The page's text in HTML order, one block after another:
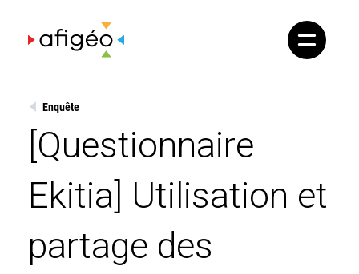
content
Enquête
[Questionnaire
Ekitia] Utilisation et
partage des